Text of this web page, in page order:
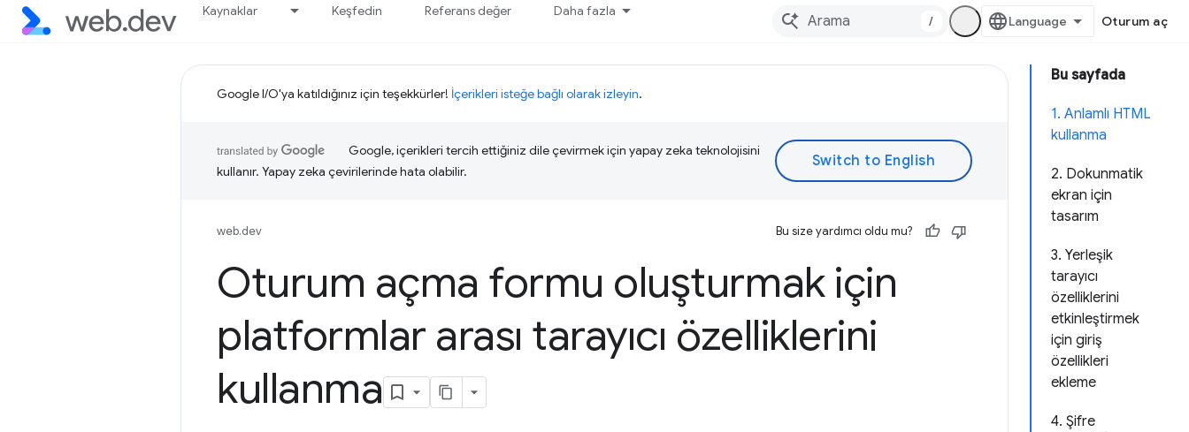
Kaynaklar Keşfedin Referans değer Daha fazla
/ Oturum aç
Bu sayfada
1. Anlamlı HTML
kullanma
2. Dokunmatik
ekran için
tasarım
3. Yerleşik
tarayıcı
özelliklerini
etkinleştirmek
için giriş
özellikleri
ekleme
4. Şifre
Google I/O'ya katıldığınız için teşekkürler! İçerikleri isteğe bağlı olarak izleyin.
Google, içerikleri tercih ettiğiniz dile çevirmek için yapay zeka teknolojisini
kullanır. Yapay zeka çevirilerinde hata olabilir.
web.dev Bu size yardımcı oldu mu?
Oturum açma formu oluşturmak için
platformlar arası tarayıcı özelliklerini
kullanma